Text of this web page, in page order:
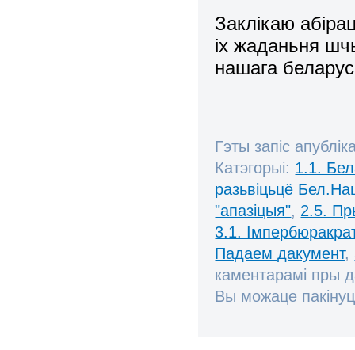
Заклікаю
іх жаданьня
нашага
Гэты запіс
Катэгорыі: 1.1.
разьвіцьцё
"апазіцыя", 2.5.
3.1.
Падаем дакумент,
каментарамі пры
Вы можаце